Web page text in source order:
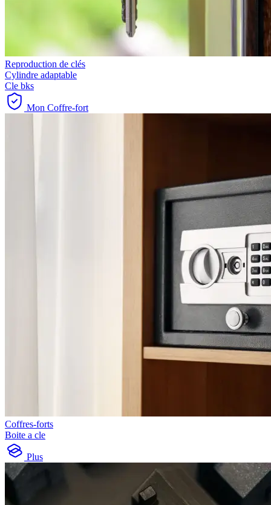
Reproduction de clés
Cylindre adaptable
Cle bks
Mon Coffre-fort
Coffres-forts
Boite a cle
Plus